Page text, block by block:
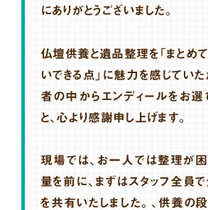
にありがとうございました。
仏壇供養と遺品整理を「まとめ
いできる点」に魅力を感じていた
者の中からエンディールをお選
と、心より感謝申し上げます。
現場では、お一人では整理が
量を前に、まずはスタッフ全員
を共有いたしました。、供養の